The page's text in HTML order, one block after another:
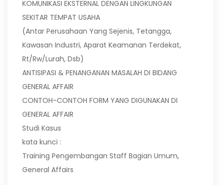
KOMUNIKASI EKSTERNAL DENGAN LINGKUNGAN
SEKITAR TEMPAT USAHA
(Antar Perusahaan Yang Sejenis, Tetangga,
Kawasan Industri, Aparat Keamanan Terdekat,
Rt/Rw/Lurah, Dsb)
ANTISIPASI & PENANGANAN MASALAH DI BIDANG
GENERAL AFFAIR
CONTOH-CONTOH FORM YANG DIGUNAKAN DI
GENERAL AFFAIR
Studi Kasus
kata kunci :
Training Pengembangan Staff Bagian Umum,
General Affairs